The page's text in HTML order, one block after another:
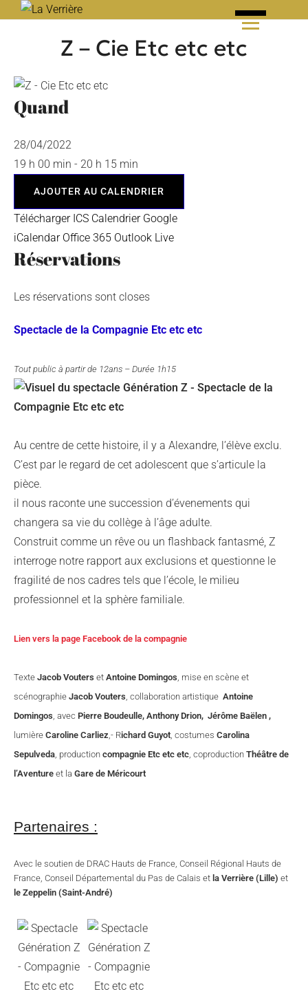
Z – Cie Etc etc etc
Quand
28/04/2022
19 h 00 min - 20 h 15 min
AJOUTER AU CALENDRIER
Télécharger ICS Calendrier Google
iCalendar Office 365 Outlook Live
Réservations
Les réservations sont closes
Spectacle de la Compagnie Etc etc etc
Tout public à partir de 12ans – Durée 1h15
Au centre de cette histoire, il y a Alexandre, l’élève exclu.
C’est par le regard de cet adolescent que s’articule la
pièce.
il nous raconte une succession d’évenements qui
changera sa vie du collège à l’âge adulte.
Construit comme un rêve ou un flashback fantasmé, Z
interroge notre rapport aux exclusions et questionne le
fragilité de nos cadres tels que l’école, le milieu
professionnel et la sphère familiale.
Lien vers la page Facebook de la compagnie
Texte Jacob Vouters et Antoine Domingos, mise en scène et
scénographie Jacob Vouters, collaboration artistique Antoine
Domingos, avec Pierre Boudeulle, Anthony Drion, Jérôme Baëlen ,
lumière Caroline Carliez,- Richard Guyot, costumes Carolina
Sepulveda, production compagnie Etc etc etc, coproduction Théâtre de
l’Aventure et la Gare de Méricourt
Partenaires :
Avec le soutien de DRAC Hauts de France, Conseil Régional Hauts de
France, Conseil Départemental du Pas de Calais et la Verrière (Lille) et
le Zeppelin (Saint-André)